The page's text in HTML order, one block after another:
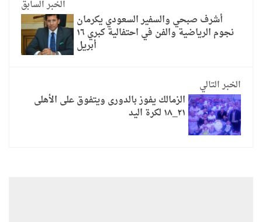
الخبر السابق
أشرف صبحي والسفير السعودي يكرمان
نجوم الرياضية والفن في احتفالية كبري ١٦
أبريل
الخبر التالي
الزمالك يفوز بالدورى ويتفوق على الأهلى
٢١_١٨ لكرة اليد